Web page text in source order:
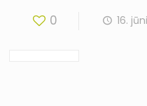
0 16.